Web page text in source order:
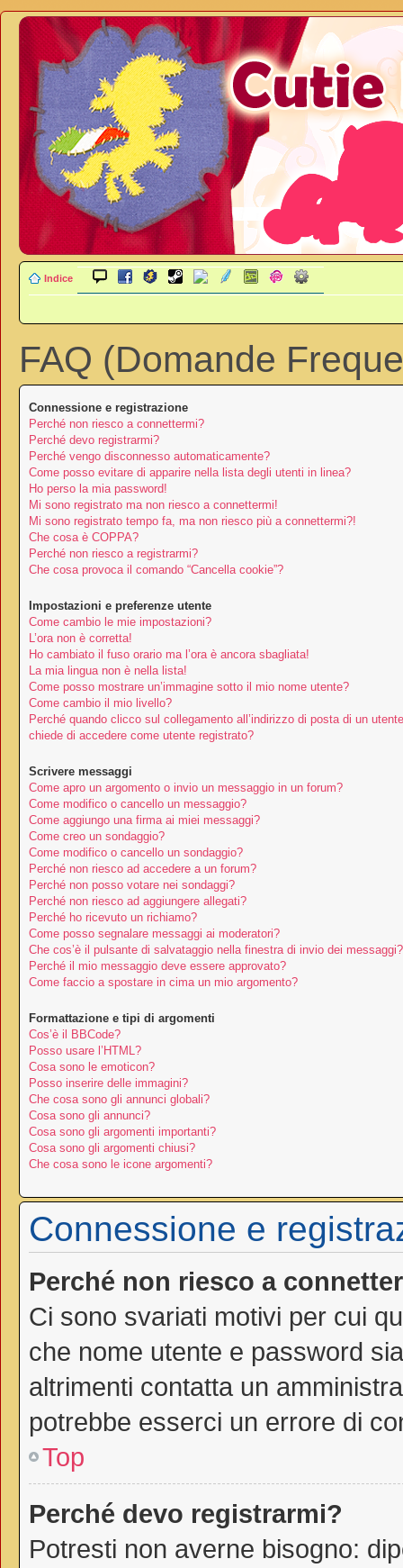
Indice
FAQ (Domande
Connessione e registrazione
Perché non riesco a connettermi?
Perché devo registrarmi?
Perché vengo disconnesso automaticamente?
Come posso evitare di apparire nella lista degli utenti in linea?
Ho perso la mia password!
Mi sono registrato ma non riesco a connettermi!
Mi sono registrato tempo fa, ma non riesco più a connettermi?!
Che cosa è COPPA?
Perché non riesco a registrarmi?
Che cosa provoca il comando “Cancella cookie”?
Impostazioni e preferenze utente
Come cambio le mie impostazioni?
L’ora non è corretta!
Ho cambiato il fuso orario ma l’ora è ancora sbagliata!
La mia lingua non è nella lista!
Come posso mostrare un’immagine sotto il mio nome utente?
Come cambio il mio livello?
Perché quando clicco sul collegamento all’indirizzo di posta di un
chiede di accedere come utente registrato?
Scrivere messaggi
Come apro un argomento o invio un messaggio in un forum?
Come modifico o cancello un messaggio?
Come aggiungo una firma ai miei messaggi?
Come creo un sondaggio?
Come modifico o cancello un sondaggio?
Perché non riesco ad accedere a un forum?
Perché non posso votare nei sondaggi?
Perché non riesco ad aggiungere allegati?
Perché ho ricevuto un richiamo?
Come posso segnalare messaggi ai moderatori?
Che cos’è il pulsante di salvataggio nella finestra di invio dei messaggi?
Perché il mio messaggio deve essere approvato?
Come faccio a spostare in cima un mio argomento?
Formattazione e tipi di argomenti
Cos’è il BBCode?
Posso usare l’HTML?
Cosa sono le emoticon?
Posso inserire delle immagini?
Che cosa sono gli annunci globali?
Cosa sono gli annunci?
Cosa sono gli argomenti importanti?
Cosa sono gli argomenti chiusi?
Che cosa sono le icone argomenti?
Connessione e
Perché non riesco a
Ci sono svariati motivi per cui
che nome utente e password
altrimenti contatta un
potrebbe esserci un errore di
Top
Perché devo registrarmi?
Potresti non averne bisogno: